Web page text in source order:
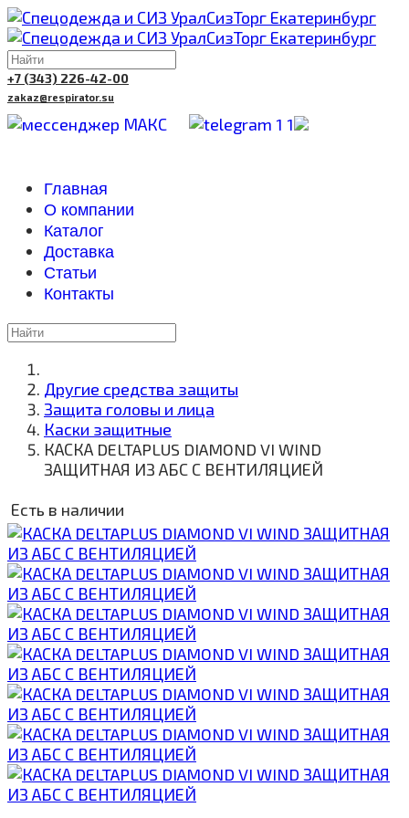
+7 (343) 226-42-00
zakaz@respirator.su
Главная
О компании
Каталог
Доставка
Cтатьи
Контакты
Другие средства защиты
Защита головы и лица
Каски защитные
КАСКА DELTAPLUS DIAMOND VI WIND
ЗАЩИТНАЯ ИЗ АБС С ВЕНТИЛЯЦИЕЙ
Есть в наличии